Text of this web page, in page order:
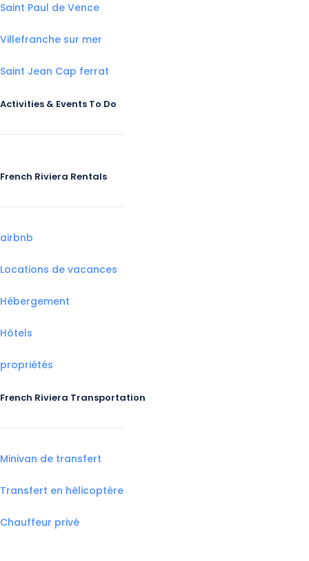
Saint Paul de Vence
Villefranche sur mer
Saint Jean Cap ferrat
Activities & Events To Do
French Riviera Rentals
airbnb
Locations de vacances
Hébergement
Hôtels
propriétés
French Riviera Transportation
Minivan de transfert
Transfert en hélicoptère
Chauffeur privé